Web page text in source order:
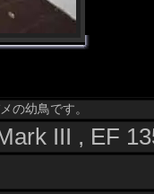
の幼鳥です。
III , EF